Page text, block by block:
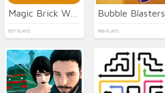
657 PLAYS
Bubble Blasters
966 PLAYS